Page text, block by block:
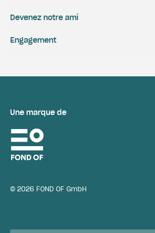
Engagement
Devenez notre ami
Une marque de
© 2026 FOND OF GmbH